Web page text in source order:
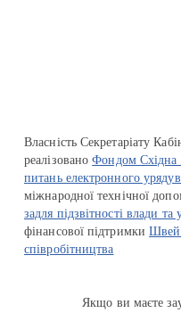
Власність Секретаріату
реалізованоФондом Східна
питань електронного
міжнародної технічної
задля підзвітності влади та
фінансової підтримки
співробітництва
Якщо ви маєте